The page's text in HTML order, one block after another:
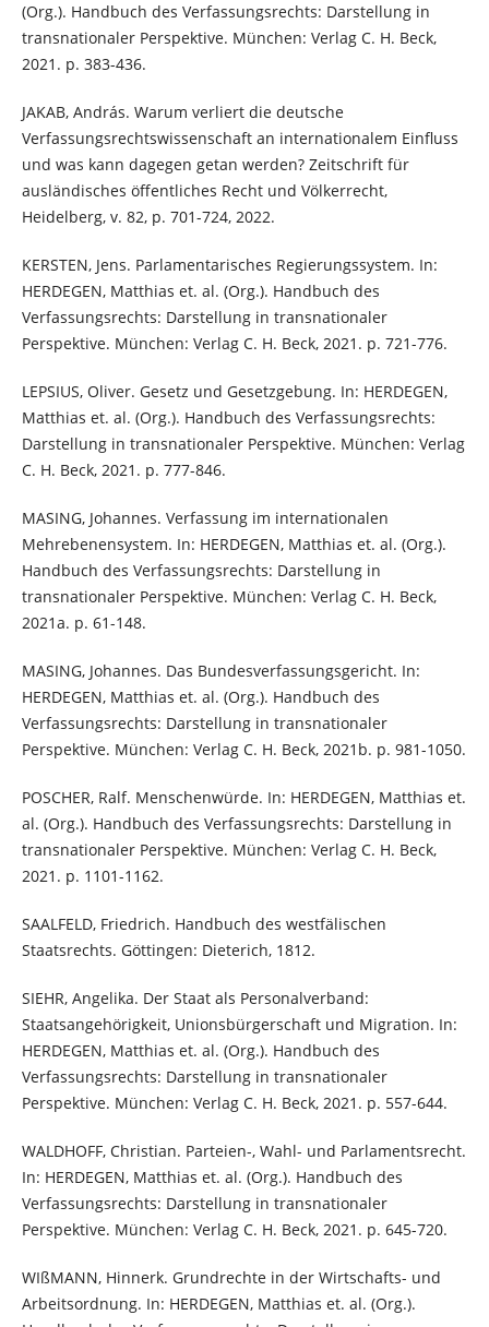
(Org.). Handbuch des Verfassungsrechts: Darstellung in
transnationaler Perspektive. München: Verlag C. H. Beck,
2021. p. 383-436.
JAKAB, András. Warum verliert die deutsche
Verfassungsrechtswissenschaft an internationalem Einfluss
und was kann dagegen getan werden? Zeitschrift für
ausländisches öffentliches Recht und Völkerrecht,
Heidelberg, v. 82, p. 701-724, 2022.
KERSTEN, Jens. Parlamentarisches Regierungssystem. In:
HERDEGEN, Matthias et. al. (Org.). Handbuch des
Verfassungsrechts: Darstellung in transnationaler
Perspektive. München: Verlag C. H. Beck, 2021. p. 721-776.
LEPSIUS, Oliver. Gesetz und Gesetzgebung. In: HERDEGEN,
Matthias et. al. (Org.). Handbuch des Verfassungsrechts:
Darstellung in transnationaler Perspektive. München: Verlag
C. H. Beck, 2021. p. 777-846.
MASING, Johannes. Verfassung im internationalen
Mehrebenensystem. In: HERDEGEN, Matthias et. al. (Org.).
Handbuch des Verfassungsrechts: Darstellung in
transnationaler Perspektive. München: Verlag C. H. Beck,
2021a. p. 61-148.
MASING, Johannes. Das Bundesverfassungsgericht. In:
HERDEGEN, Matthias et. al. (Org.). Handbuch des
Verfassungsrechts: Darstellung in transnationaler
Perspektive. München: Verlag C. H. Beck, 2021b. p. 981-1050.
POSCHER, Ralf. Menschenwürde. In: HERDEGEN, Matthias et.
al. (Org.). Handbuch des Verfassungsrechts: Darstellung in
transnationaler Perspektive. München: Verlag C. H. Beck,
2021. p. 1101-1162.
SAALFELD, Friedrich. Handbuch des westfälischen
Staatsrechts. Göttingen: Dieterich, 1812.
SIEHR, Angelika. Der Staat als Personalverband:
Staatsangehörigkeit, Unionsbürgerschaft und Migration. In:
HERDEGEN, Matthias et. al. (Org.). Handbuch des
Verfassungsrechts: Darstellung in transnationaler
Perspektive. München: Verlag C. H. Beck, 2021. p. 557-644.
WALDHOFF, Christian. Parteien-, Wahl- und Parlamentsrecht.
In: HERDEGEN, Matthias et. al. (Org.). Handbuch des
Verfassungsrechts: Darstellung in transnationaler
Perspektive. München: Verlag C. H. Beck, 2021. p. 645-720.
WIßMANN, Hinnerk. Grundrechte in der Wirtschafts- und
Arbeitsordnung. In: HERDEGEN, Matthias et. al. (Org.).